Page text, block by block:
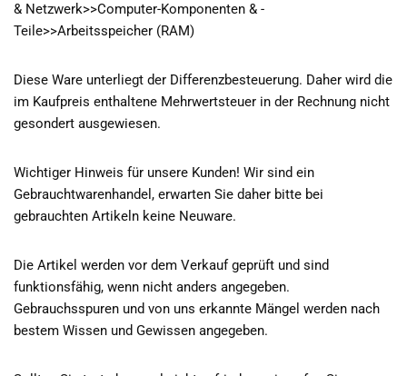
& Netzwerk>>Computer-Komponenten & -
Teile>>Arbeitsspeicher (RAM)
Diese Ware unterliegt der Differenzbesteuerung. Daher wird die
im Kaufpreis enthaltene Mehrwertsteuer in der Rechnung nicht
gesondert ausgewiesen.
Wichtiger Hinweis für unsere Kunden! Wir sind ein
Gebrauchtwarenhandel, erwarten Sie daher bitte bei
gebrauchten Artikeln keine Neuware.
Die Artikel werden vor dem Verkauf geprüft und sind
funktionsfähig, wenn nicht anders angegeben.
Gebrauchsspuren und von uns erkannte Mängel werden nach
bestem Wissen und Gewissen angegeben.